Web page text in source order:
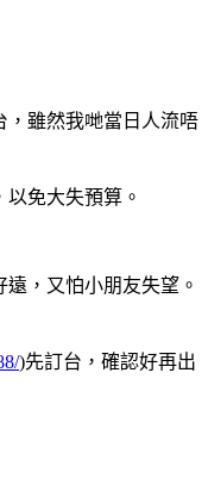
，雖然我哋當日人流唔
免大失預算。
，又怕小朋友失望。
)先訂台，確認好再出